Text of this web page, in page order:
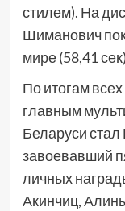
стилем). На
Шиманович
мире (58,41
По итогам
главным
Беларуси стал
завоевавший
личных
Акинчиц,